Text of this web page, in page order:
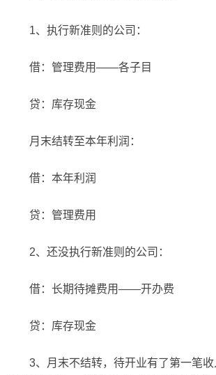
1、执行新准则的公司：
借：管理费用——各子目
贷：库存现金
月末结转至本年利润：
借：本年利润
贷：管理费用
2、还没执行新准则的公司：
借：长期待摊费用——开办费
贷：库存现金
3、月末不结转，待开业有了第一笔